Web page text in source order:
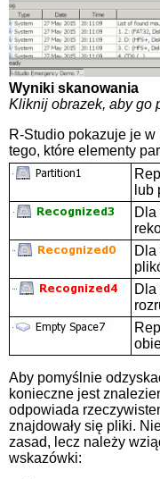
Wyniki skanowania
Kliknij obrazek, aby go
R-Studio pokazuje je
tego, które elementy
lub
Dla
Dla
Dla
Aby pomyślnie
konieczne jest
odpowiada
znajdowały się pliki.
zasad, lecz należy
wskazówki: